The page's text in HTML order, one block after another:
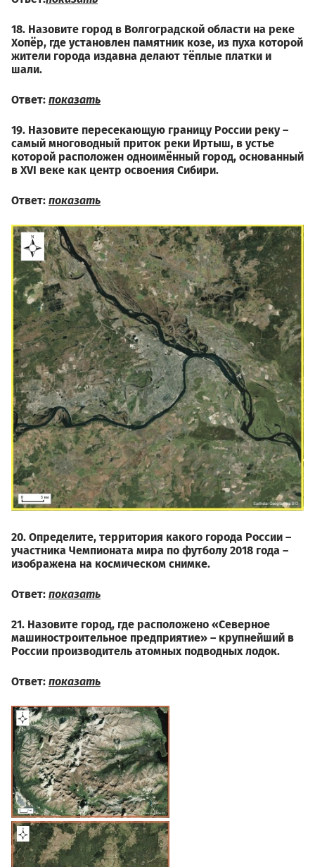
18. Назовите город в Волгоградской области на реке
Хопёр, где установлен памятник козе, из пуха которой
жители города издавна делают тёплые платки и
шали.
Ответ: показать
19. Назовите пересекающую границу России реку –
самый многоводный приток реки Иртыш, в устье
которой расположен одноимённый город, основанный
в XVI веке как центр освоения Сибири.
Ответ: показать
20. Определите, территория какого города России –
участника Чемпионата мира по футболу 2018 года –
изображена на космическом снимке.
Ответ: показать
21. Назовите город, где расположено «Северное
машиностроительное предприятие» – крупнейший в
России производитель атомных подводных лодок.
Ответ: показать